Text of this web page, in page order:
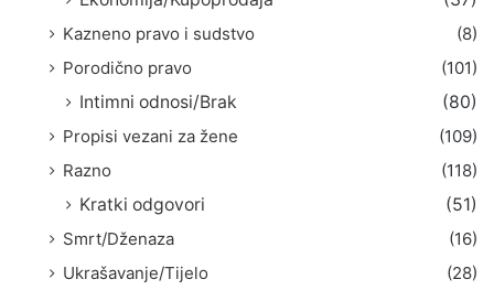
Kazneno pravo i sudstvo
(8)
Porodično pravo
(101)
Intimni odnosi/Brak
(80)
Propisi vezani za žene
(109)
Razno
(118)
Kratki odgovori
(51)
Smrt/Dženaza
(16)
Ukrašavanje/Tijelo
(28)